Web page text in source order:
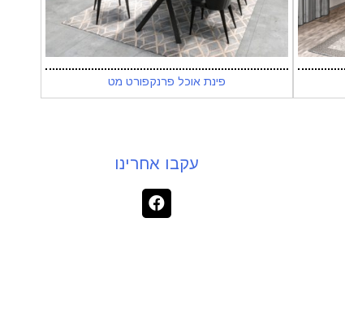
פינת אוכל פרנקפורט מט
עקבו אחרינו